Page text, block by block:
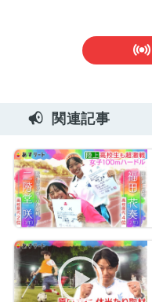
関連記事